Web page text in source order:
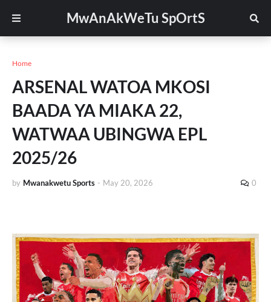
MwAnAkWeTu SpOrtS
Home
ARSENAL WATOA MKOSI
BAADA YA MIAKA 22,
WATWAA UBINGWA EPL
2025/26
by Mwanakwetu Sports - May 20, 2026 0